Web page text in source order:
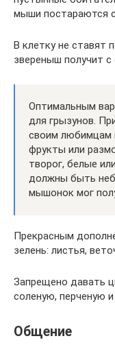
мыши постараются
В клетку не ставят
звереныш получит
Оптимальным
для грызунов.
своим любимцам
фрукты или
творог, белые
должны быть
мышонок мог
Прекрасным
зелень: листья,
Запрещено давать
соленую, перченую
Общение